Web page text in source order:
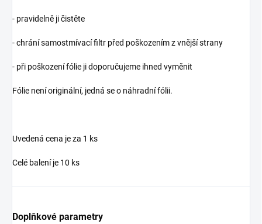
- pravidelně ji čistěte
- chrání samostmívací filtr před poškozením z vnější strany
- při poškození fólie ji doporučujeme ihned vyměnit
Fólie není originální, jedná se o náhradní fólii.
Uvedená cena je za 1 ks
Celé balení je 10 ks
Doplňkové parametry